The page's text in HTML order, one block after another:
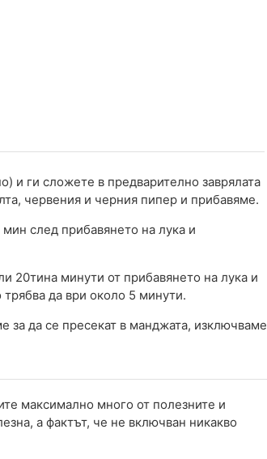
и ги сложете в предварително заврялата
червения и черния пипер и прибавяме.
след прибавянето на лука и
20тина минути от прибавянето на лука и
да ври около 5 минути.
за да се пресекат в манджата, изключваме
максимално много от полезните и
а фактът, че не включван никакво